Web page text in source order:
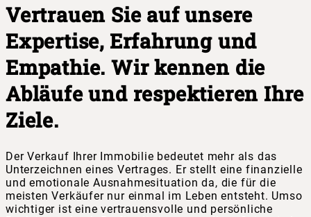
Vertrauen Sie auf unsere
Expertise, Erfahrung und
Empathie. Wir kennen die
Abläufe und respektieren Ihre
Ziele.
Der Verkauf Ihrer Immobilie bedeutet mehr als das
Unterzeichnen eines Vertrages. Er stellt eine finanzielle
und emotionale Ausnahmesituation da, die für die
meisten Verkäufer nur einmal im Leben entsteht. Umso
wichtiger ist eine vertrauensvolle und persönliche